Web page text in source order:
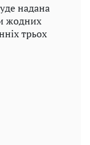
надана
жодних
трьох